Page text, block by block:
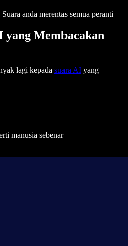
anda merentas semua peranti
yang Membacakan
lagi kepada suara AI yang
manusia sebenar